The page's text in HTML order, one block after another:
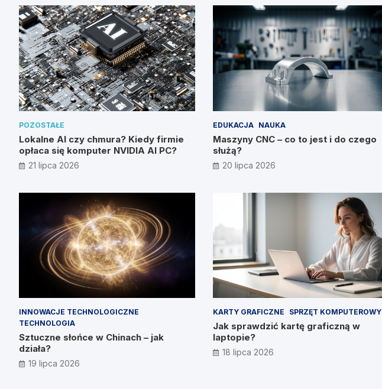
POZOSTAŁE
Lokalne AI czy chmura? Kiedy firmie
opłaca się komputer NVIDIA AI PC?
21 lipca 2026
EDUKACJA NAUKA
Maszyny CNC – co to jest i do czego
służą?
20 lipca 2026
INNOWACJE TECHNOLOGICZNE
TECHNOLOGIA
Sztuczne słońce w Chinach – jak
działa?
19 lipca 2026
KARTY GRAFICZNE SPRZĘT KOMPUTEROWY
Jak sprawdzić kartę graficzną w
laptopie?
18 lipca 2026